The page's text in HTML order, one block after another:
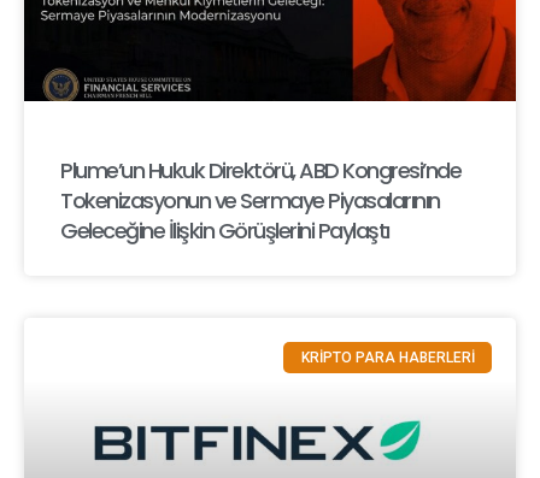
Plume’un Hukuk Direktörü, ABD Kongresi’nde
Tokenizasyonun ve Sermaye Piyasalarının
Geleceğine İlişkin Görüşlerini Paylaştı
KRİPTO PARA HABERLERİ